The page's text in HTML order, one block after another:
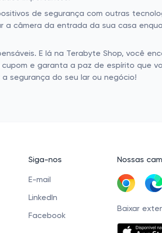
de segurança com outras
a câmera da entrada da sua casa
E lá na Terabyte Shop, você
e garanta a paz de espírito que
segurança do seu lar ou negócio!
Siga-nos
E-mail
LinkedIn
Facebook
Nossas
Baixar